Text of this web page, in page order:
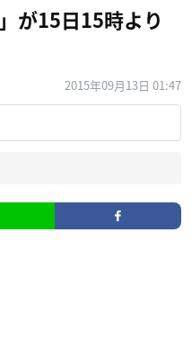
が15日15時より
2015年09月13日 01:47